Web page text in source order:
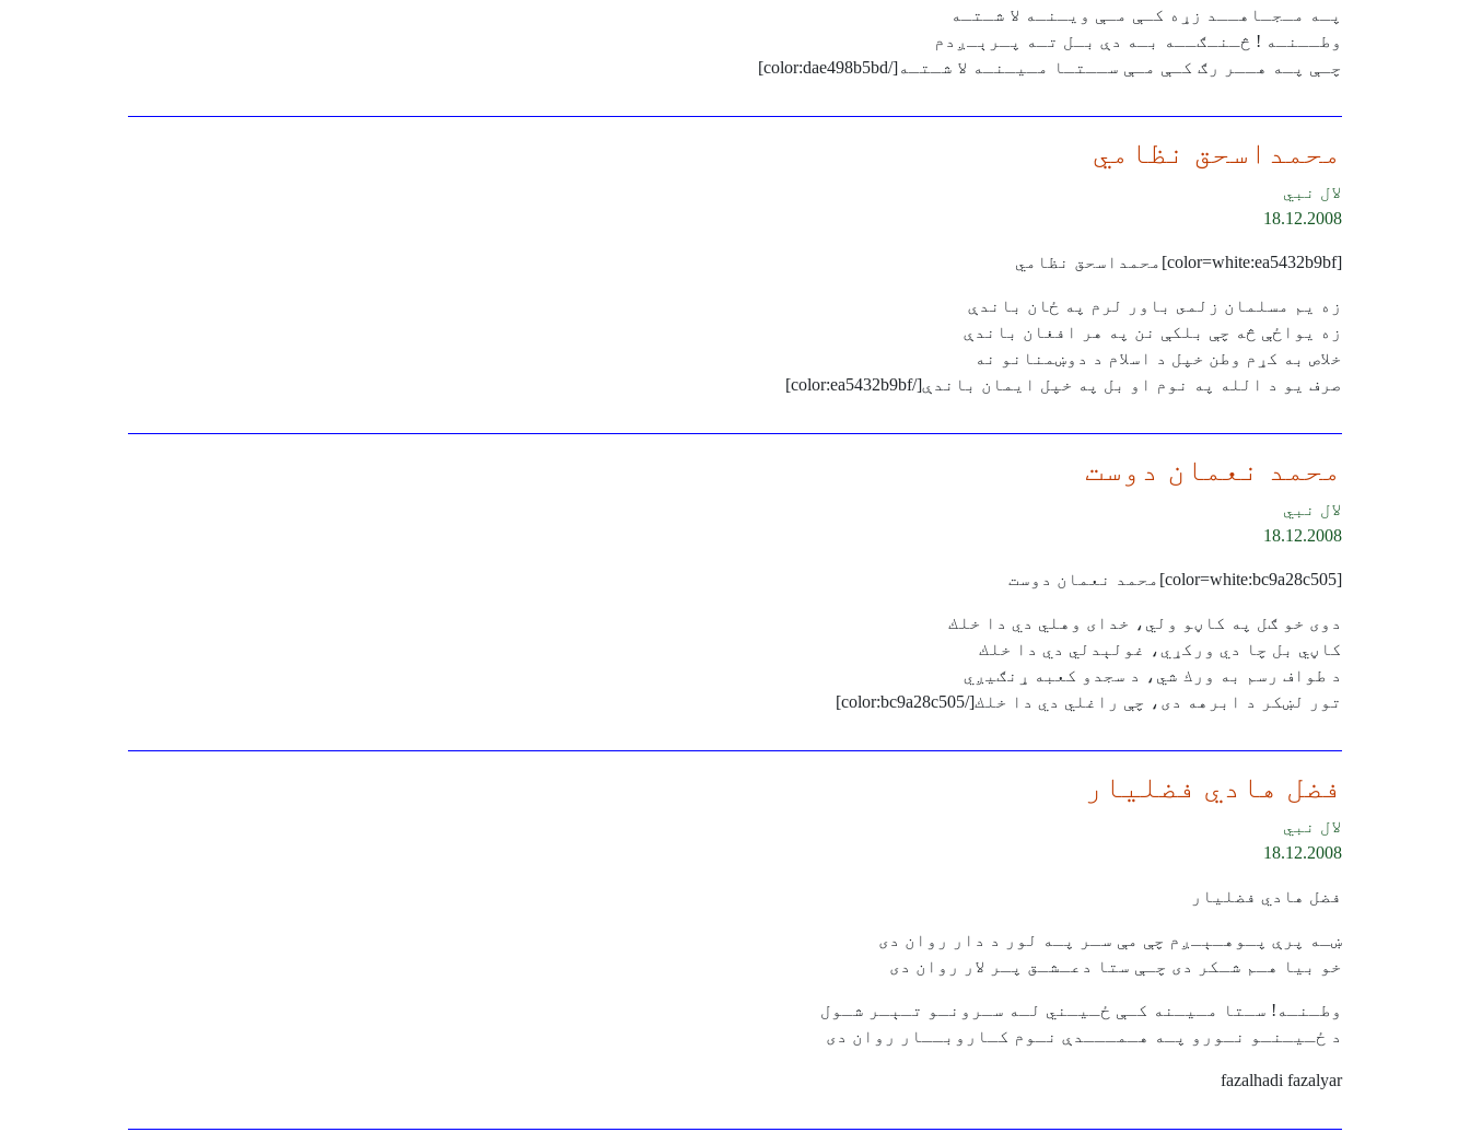
پـه مـجـاهــد زړه كـې مـې ويـنـه لا شـتـه
وطــنـه ! څـنـګــه بـه دې بـل تـه پـرېـږدم
چـې پـه هــر رګ كـې مـې ســتـا مـيـنـه لا شـتـه[/color:dae498b5bd]
محمداسحق نظامي
لال نبي
18.12.2008
[color=white:ea5432b9bf]محمداسحق نظامي
زه يم مسلمان زلمى باور لرم په ځان باندې
زه يواځې څه چې بلكې نن په هر افغان باندې
خلاص به كړم وطن خپل د اسلام د دوښمنانو نه
صرف يو د الله په نوم او بل په خپل ايمان باندې[/color:ea5432b9bf]
محمد نعمان دوست
لال نبي
18.12.2008
[color=white:bc9a28c505]محمد نعمان دوست
دوى خو ګل په كاڼو ولي، خداى وهلي دي دا خلك
كاڼي بل چا دي وركړي، غولېدلي دي دا خلك
د طواف رسم به ورك شي، د سجدو كعبه ړنګيږي
تور لښكر د ابرهه دى، چې راغلي دي دا خلك[/color:bc9a28c505]
فضل هادي فضليار
لال نبي
18.12.2008
فضل هادي فضليار
ښـه پرې پـوهـېـږم چې مې سـر پـه لور د دار روان دى
خو بيا هـم شـکر دى چـې ستا دعـشـق پـر لار روان دى
وطـنـه! سـتا مـيـنه کـې ځـيـني لـه سـرونـو تـېـر شـول
د ځـيـنـو نـورو پـه هـمـــدې نـوم کـاروبــار روان دى
fazalhadi fazalyar